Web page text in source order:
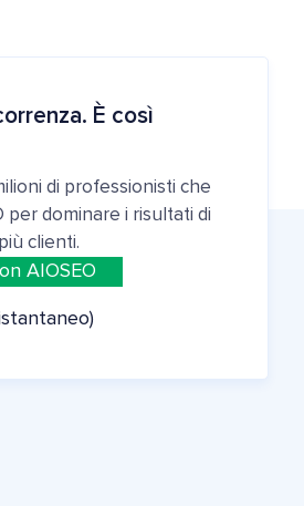
È così
di professionisti che
per dominare i risultati di
clienti.
AIOSEO